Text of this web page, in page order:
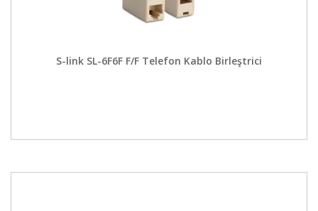
S-link SL-6F6F F/F Telefon Kablo Birleştrici